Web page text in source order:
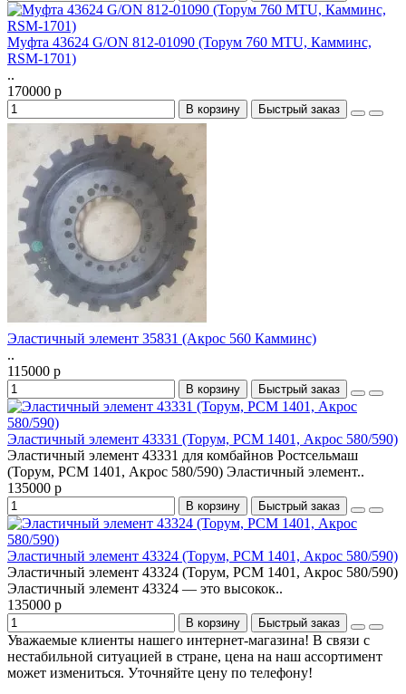
Муфта 43624 G/ON 812-01090 (Торум 760 MTU, Камминс,
RSM-1701)
..
170000 р
В корзину Быстрый заказ
Эластичный элемент 35831 (Акрос 560 Камминс)
..
115000 р
В корзину Быстрый заказ
Эластичный элемент 43331 (Торум, РСМ 1401, Акрос 580/590)
Эластичный элемент 43331 для комбайнов Ростсельмаш
(Торум, РСМ 1401, Акрос 580/590) Эластичный элемент..
135000 р
В корзину Быстрый заказ
Эластичный элемент 43324 (Торум, РСМ 1401, Акрос 580/590)
Эластичный элемент 43324 (Торум, РСМ 1401, Акрос 580/590)
Эластичный элемент 43324 — это высокок..
135000 р
В корзину Быстрый заказ
Уважаемые клиенты нашего интернет-магазина! В связи с
нестабильной ситуацией в стране, цена на наш ассортимент
может измениться. Уточняйте цену по телефону!